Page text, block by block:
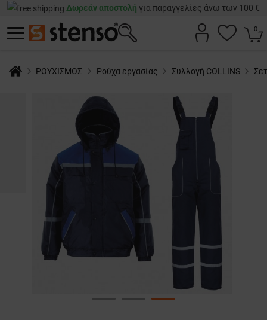
Δωρεάν αποστολή για παραγγελίες άνω των 100 €
0
ΡΟΥΧΙΣΜΟΣ Ρούχα εργασίας Συλλογή COLLINS